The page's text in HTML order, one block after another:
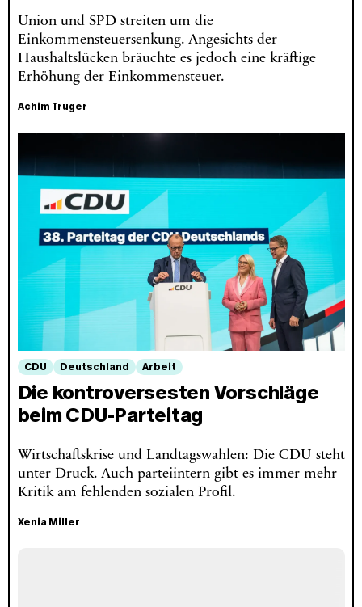
Union und SPD streiten um die
Einkommensteuersenkung. Angesichts der
Haushaltslücken bräuchte es jedoch eine kräftige
Erhöhung der Einkommensteuer.
Achim Truger
CDU Deutschland Arbeit
Die kontroversesten Vorschläge
beim CDU-Parteitag
Wirtschaftskrise und Landtagswahlen: Die CDU steht
unter Druck. Auch parteiintern gibt es immer mehr
Kritik am fehlenden sozialen Profil.
Xenia Miller